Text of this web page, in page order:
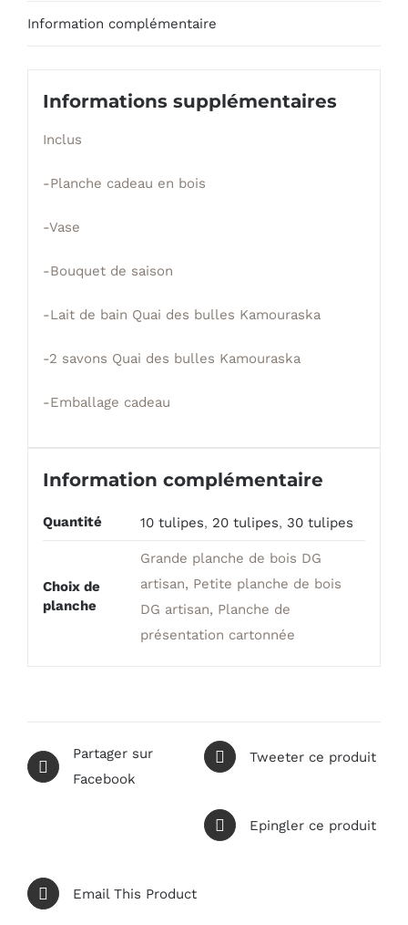
Information complémentaire
Informations supplémentaires
Inclus
-Planche cadeau en bois
-Vase
-Bouquet de saison
-Lait de bain Quai des bulles Kamouraska
-2 savons Quai des bulles Kamouraska
-Emballage cadeau
Information complémentaire
Quantité 10 tulipes, 20 tulipes, 30 tulipes
Choix de
planche
Grande planche de bois DG
artisan, Petite planche de bois
DG artisan, Planche de
présentation cartonnée
Partager sur
Facebook
Tweeter ce produit
Epingler ce produit
Email This Product